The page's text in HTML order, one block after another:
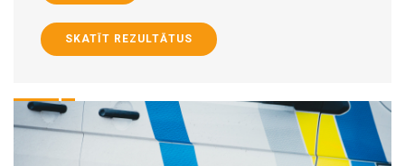
SKATĪT REZULTĀTUS